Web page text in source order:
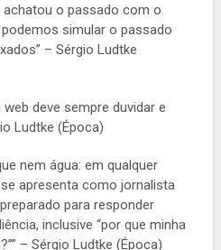
achatou o passado com o
simular o passado
– Sérgio Ludtke
deve sempre duvidar e
Ludtke (Época)
nem água: em qualquer
apresenta como jornalista
para responder
inclusive “por que minha
– Sérgio Ludtke (Época)